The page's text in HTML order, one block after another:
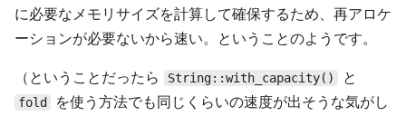
に必要なメモリサイズを計算して確保するため、再アロケ
ーションが必要ないから速い。ということのようです。
（ということだったら String::with_capacity() と
fold
を使う方法でも同じくらいの速度が出そうな気がし